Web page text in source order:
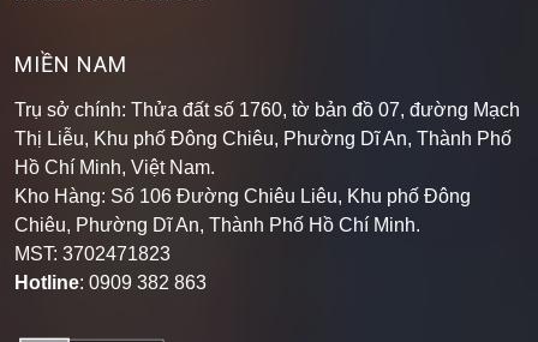
MIỀN NAM
Trụ sở chính: Thửa đất số 1760, tờ bản đồ 07, đường Mạch
Thị Liễu, Khu phố Đông Chiêu, Phường Dĩ An, Thành Phố
Hồ Chí Minh, Việt Nam.
Kho Hàng: Số 106 Đường Chiêu Liêu, Khu phố Đông
Chiêu, Phường Dĩ An, Thành Phố Hồ Chí Minh.
MST: 3702471823
Hotline: 0909 382 863